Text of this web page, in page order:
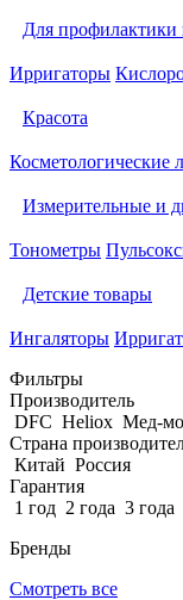
Для профилактики
Ирригаторы
Красота
Косметологические
Измерительные и
Тонометры
Детские товары
Ингаляторы
Фильтры
Производитель
DFC Heliox Мед-
Страна
Китай Россия
Гарантия
1 год 2 года 3 года
Бренды
Смотреть все